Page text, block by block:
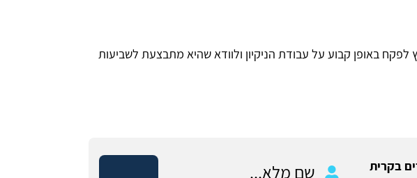
לפקח באופן קבוע על עבודת הניקיון ולוודא שהיא מתבצעת לשביעות
בקרית